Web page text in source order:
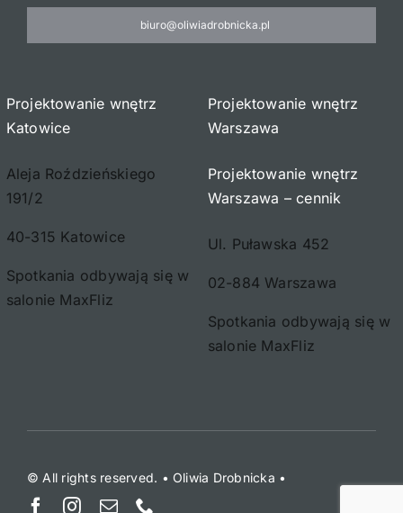
biuro@oliwiadrobnicka.pl
Projektowanie wnętrz
Katowice
Aleja Roździeńskiego
191/2
40-315 Katowice
Spotkania odbywają się w
salonie MaxFliz
Projektowanie wnętrz
Warszawa
Projektowanie wnętrz
Warszawa – cennik
Ul. Puławska 452
02-884 Warszawa
Spotkania odbywają się w
salonie MaxFliz
© All rights reserved. • Oliwia Drobnicka •